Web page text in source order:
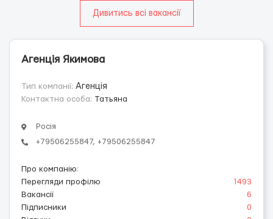
Дивитись всі вакансії
Агенція Якимова
Тип компанії: Агенція
Контактна особа: Татьяна
Росія
+79506255847, +79506255847
Про компанію:
Перегляди профілю
1493
Вакансії
6
Підписники
0